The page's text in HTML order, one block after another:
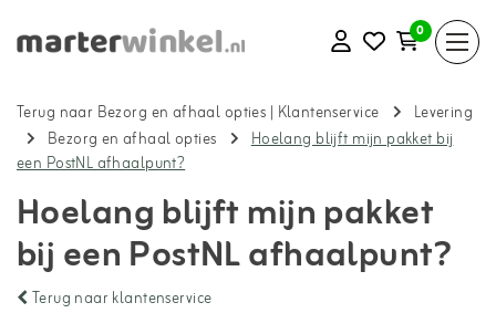
0
Terug naar Bezorg en afhaal opties | Klantenservice
Levering
Bezorg en afhaal opties
Hoelang blijft mijn pakket bij
een PostNL afhaalpunt?
Hoelang blijft mijn pakket
bij een PostNL afhaalpunt?
Terug naar klantenservice